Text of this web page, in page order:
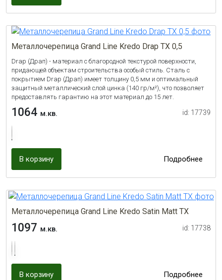
Металлочерепица Grand Line Kredo Drap TX 0,5
Drap (Драп) - материал с благородной текстурой поверхности,
придающей объектам строительства особый стиль. Сталь с
покрытием Drap (Драп) имеет толщину 0,5 мм и оптимальный
защитный металлический слой цинка (140 гр/м²), что позволяет
предоставлять гарантию на этот материал до 15 лет.
1064 м.кв. id: 17739
В корзину Подробнее
Металлочерепица Grand Line Kredo Satin Matt TX
1097 м.кв. id: 17738
В корзину Подробнее